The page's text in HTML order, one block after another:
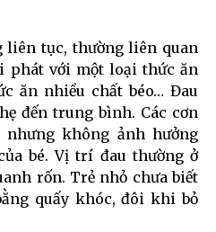
liên tục, thường liên quan
phát với một loại thức ăn
ăn nhiều chất béo… Đau
đến trung bình. Các cơn
không ảnh hưởng
bé. Vị trí đau thường ở
rốn. Trẻ nhỏ chưa biết
quấy khóc, đôi khi bỏ